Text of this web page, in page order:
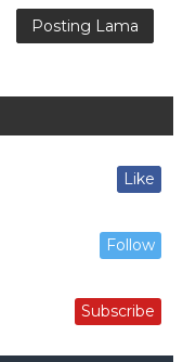
Posting Lama
Like
Follow
Subscribe